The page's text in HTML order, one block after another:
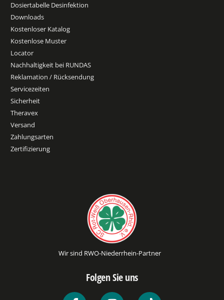
Dosiertabelle Desinfektion
Downloads
Kostenloser Katalog
Kostenlose Muster
Locator
Nachhaltigkeit bei RUNDAS
Reklamation / Rücksendung
Servicezeiten
Sicherheit
Theravex
Versand
Zahlungsarten
Zertifizierung
Wir sind RWO-Niederrhein-Partner
Folgen Sie uns